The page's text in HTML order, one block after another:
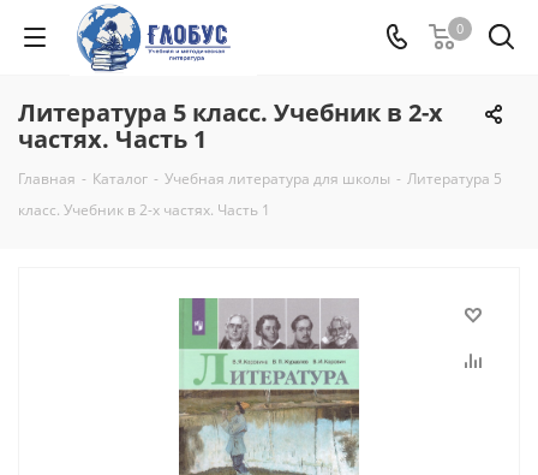
0
Литература 5 класс. Учебник в 2-х
частях. Часть 1
Главная - Каталог - Учебная литература для школы - Литература 5
класс. Учебник в 2-х частях. Часть 1